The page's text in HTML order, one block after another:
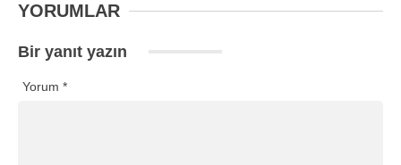
YORUMLAR
Bir yanıt yazın
Yorum *